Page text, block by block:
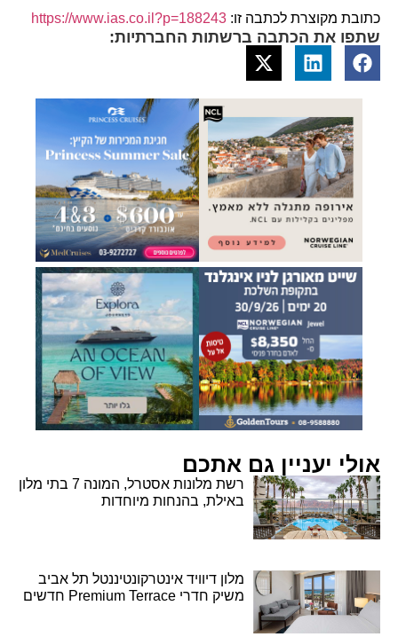
כתובת מקוצרת לכתבה זו: https://www.ias.co.il?p=188243
שתפו את הכתבה ברשתות החברתיות:
אולי יעניין גם אתכם
רשת מלונות אסטרל, המונה 7 בתי מלון
באילת, בהנחות מיוחדות
מלון דיוויד אינטרקונטיננטל תל אביב
משיק חדרי Premium Terrace חדשים